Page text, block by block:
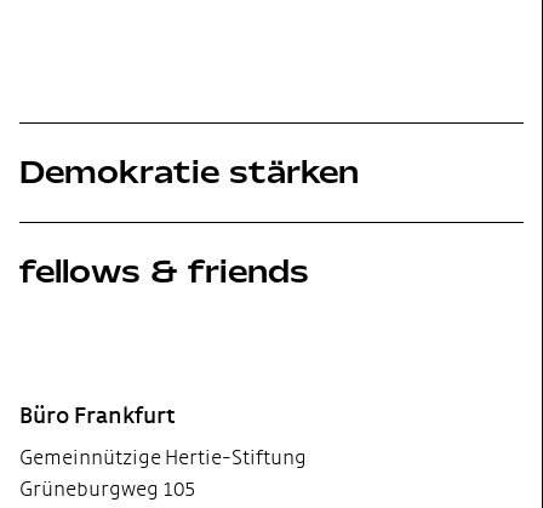
Demokratie stärken
fellows & friends
Büro Frankfurt
Gemeinnützige Hertie-Stiftung
Grüneburgweg 105